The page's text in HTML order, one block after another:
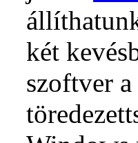
két
szoftver